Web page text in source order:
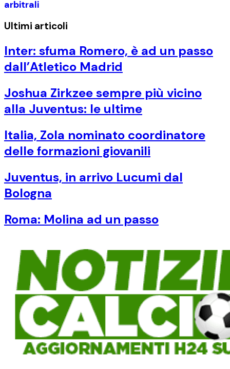
arbitrali
Ultimi articoli
Inter: sfuma Romero, è ad un passo
dall’Atletico Madrid
Joshua Zirkzee sempre più vicino
alla Juventus: le ultime
Italia, Zola nominato coordinatore
delle formazioni giovanili
Juventus, in arrivo Lucumi dal
Bologna
Roma: Molina ad un passo